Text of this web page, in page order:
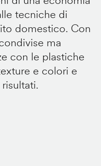
tecniche di
domestico. Con
ma
con le plastiche
e colori e